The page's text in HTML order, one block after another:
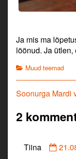
Ja mis ma
löönud. Ja
Categories
Muud teemad
Previous
Soonurga Mardi
2
Tiina